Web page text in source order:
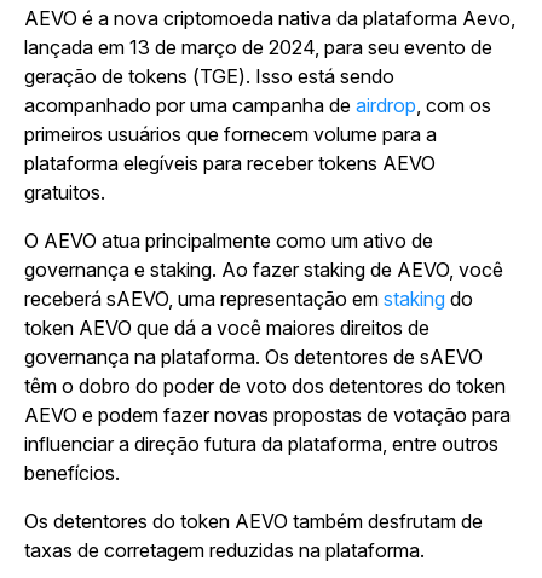
AEVO é a nova criptomoeda nativa da plataforma Aevo,
lançada em 13 de março de 2024, para seu evento de
geração de tokens (TGE). Isso está sendo
acompanhado por uma campanha de airdrop , com os
primeiros usuários que fornecem volume para a
plataforma elegíveis para receber tokens AEVO
gratuitos.
O AEVO atua principalmente como um ativo de
governança e staking. Ao fazer staking de AEVO, você
receberá sAEVO, uma representação em staking do
token AEVO que dá a você maiores direitos de
governança na plataforma. Os detentores de sAEVO
têm o dobro do poder de voto dos detentores do token
AEVO e podem fazer novas propostas de votação para
influenciar a direção futura da plataforma, entre outros
benefícios.
Os detentores do token AEVO também desfrutam de
taxas de corretagem reduzidas na plataforma.